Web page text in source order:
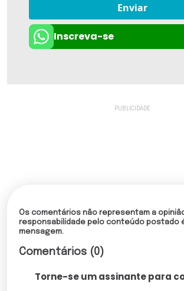
Enviar
Inscreva-se
Os comentários não representam a
responsabilidade pelo conteúdo postado
mensagem.
Comentários (0)
Torne-se um assinante para